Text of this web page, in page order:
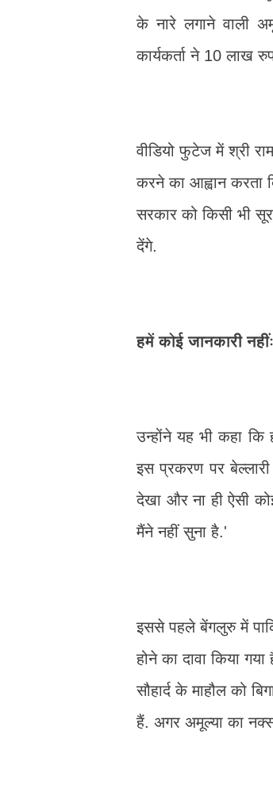
के नारे लगाने वाली
कार्यकर्ता ने 10 लाख
वीडियो फुटेज में श्री
करने का आह्वान करता
सरकार को किसी भी
देंगे.
हमें कोई जानकारी
उन्होंने यह भी कहा
इस प्रकरण पर
देखा और ना ही ऐसी
मैंने नहीं सुना है.'
इससे पहले बेंगलुरु में
होने का दावा किया
सौहार्द के माहौल को
हैं. अगर अमूल्या का